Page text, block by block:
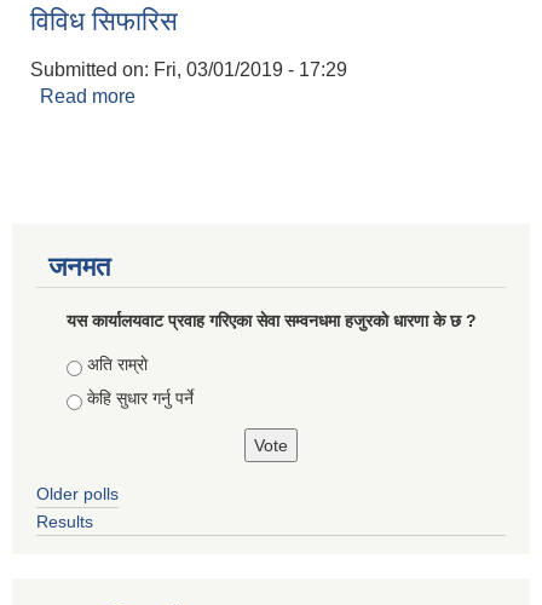
विविध सिफारिस
Submitted on: Fri, 03/01/2019 - 17:29
Read more
जनमत
यस कार्यालयवाट प्रवाह गरिएका सेवा सम्वनधमा हजुरकाे धारणा के छ ?
Choices
अति राम्राे
केहि सुधार गर्नु पर्ने
Older polls
Results